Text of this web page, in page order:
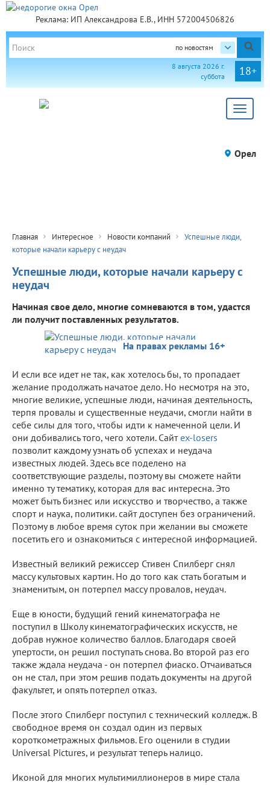
Реклама: ИП Александрова Е.В., ИНН 572004506826
по новостям
18+
8 августа 2026 г.
суббота
Toggle
Орел
Главная Интересное Новости компаний
Успешные люди,
которые начали карьеру с неудач
Успешные люди, которые начали карьеру с
неудач
Начиная свое дело, многие сомневаются в том, удастся
ли получит поставленных результатов.
На правах рекламы 16+
И если все идет не так, как хотелось бы, то пропадает
желание продолжать начатое дело. Но несмотря на это,
многие великие, успешные люди, начиная деятельность,
терпя провалы и существенные неудачи, смогли найти в
себе силы для того, чтобы идти к намеченной цели. И
они добивались того, чего хотели. Сайтex-losers
позволит каждому узнать об успехах и неудача
известных людей. Здесь все поделено на
соответствующие разделы, поэтому вы сможете найти
именно ту тематику, которая для вас интересна. Это
может быть бизнес или искусство и творчество, а также
спорт и наука, политики. сайт доступен без ограничений.
Поэтому в любое время суток при желании вы сможете
посетить его и ознакомиться с интересной информацией.
Известный великий режиссер Стивен Спилберг снял
массу культовых картин. Но до того как стать богатым и
знаменитым, он потерпел массу провалов, неудач.
Еще в юности, будущий гений кинематографа не
поступил в Школу кинематографических искусств, не
добрав нужное количество баллов. Благодаря своей
упертости, он решил поступать снова. Во второй раз его
также ждала неудача - он потерпел фиаско. Отчаиваться
он не стал, при этом решив подать документы на другой
факультет, и опять потерпел отказ.
После этого Спилберг поступил с технический колледж. В
свободное время он создал один из первых
короткометражных фильмов. Его оценили в студии
Universal Pictures, и результат теперь налицо.
Иконой для многих мультимиллионеров в мире стала